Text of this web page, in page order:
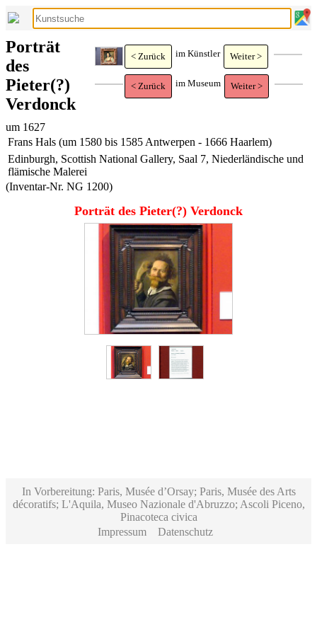
< Zurück im Künstler Weiter >
< Zurück im Museum Weiter >
Porträt
des
Pieter(?)
Verdonck
um 1627
Frans Hals (um 1580 bis 1585 Antwerpen - 1666 Haarlem)
Edinburgh, Scottish National Gallery, Saal 7, Niederländische und
flämische Malerei
(Inventar-Nr. NG 1200)
Porträt des Pieter(?) Verdonck
In Vorbereitung: Paris, Musée d’Orsay; Paris, Musée des Arts
décoratifs; L'Aquila, Museo Nazionale d'Abruzzo; Ascoli Piceno,
Pinacoteca civica
Impressum
Datenschutz